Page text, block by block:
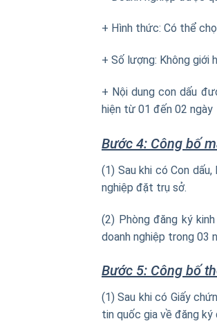
+ Hình thức: Có thể
+ Số lượng: Không giới
+ Nội dung con dấu
hiện từ 01 đến 02 ngày
Bước 4: Công bố
(1) Sau khi có Con
nghiệp đặt trụ sở.
(2) Phòng đăng ký
doanh nghiệp trong 03
Bước 5: Công bố
(1) Sau khi có Giấy
tin quốc gia về đăng ký